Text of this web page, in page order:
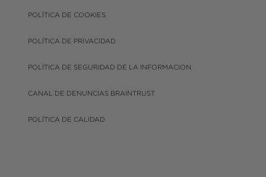
POLÍTICA DE COOKIES
POLÍTICA DE PRIVACIDAD
POLÍTICA DE SEGURIDAD DE LA INFORMACION
CANAL DE DENUNCIAS BRAINTRUST
POLÍTICA DE CALIDAD